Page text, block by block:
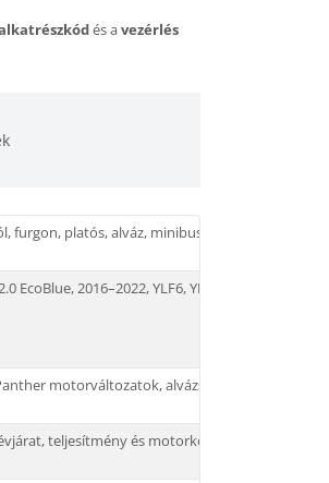
és avezérlés
furgon, platós, alváz, minibusz, motorkód és
2016–2022, YLF6, YLFS, YMF6, YMFS,
motorváltozatok, alvázszám és régi
teljesítmény és motorkód szerint